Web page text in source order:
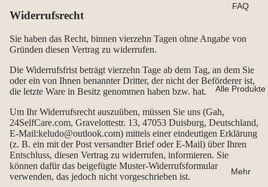
FAQ
Alle Produkte
Mehr
Widerrufsrecht
Sie haben das Recht, binnen vierzehn Tagen ohne Angabe von
Gründen diesen Vertrag zu widerrufen.
Die Widerrufsfrist beträgt vierzehn Tage ab dem Tag, an dem Sie
oder ein von Ihnen benannter Dritter, der nicht der Beförderer ist,
die letzte Ware in Besitz genommen haben bzw. hat.
Um Ihr Widerrufsrecht auszuüben, müssen Sie uns (Gah,
24SelfCare.com, Gravelottestr. 13, 47053 Duisburg, Deutschland,
E-Mail:keludo@outlook.com) mittels einer eindeutigen Erklärung
(z. B. ein mit der Post versandter Brief oder E-Mail) über Ihren
Entschluss, diesen Vertrag zu widerrufen, informieren. Sie
können dafür das beigefügte Muster-Widerrufsformular
verwenden, das jedoch nicht vorgeschrieben ist.